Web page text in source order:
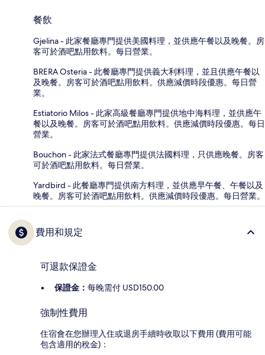
餐飲
Gjelina - 此家餐廳專門提供美國料理，並供應午餐以及晚餐。房
客可於酒吧點用飲料。每日營業。
BRERA Osteria - 此餐廳專門提供義大利料理，並且供應午餐以
及晚餐。房客可於酒吧點用飲料。供應減價時段優惠。每日營
業。
Estiatorio Milos - 此家高級餐廳專門提供地中海料理，並供應午
餐以及晚餐。房客可於酒吧點用飲料。供應減價時段優惠。每日
營業。
Bouchon - 此家法式餐廳專門提供法國料理，只供應晚餐。房客
可於酒吧點用飲料。每日營業。
Yardbird - 此餐廳專門提供南方料理，並供應早午餐、午餐以及
晚餐。房客可於酒吧點用飲料。供應減價時段優惠。每日營業。
費用和規定
可退款保證金
保證金： 每晚需付 USD150.00
強制性費用
住宿會在您辦理入住或退房手續時收取以下費用 (費用可能
包含適用的稅金)：